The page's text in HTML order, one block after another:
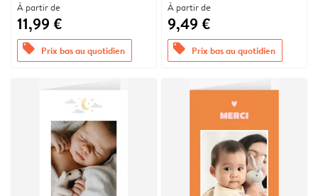
À partir de
11,99 €
offers Prix bas au quotidien
À partir de
9,49 €
offers Prix bas au quotidien